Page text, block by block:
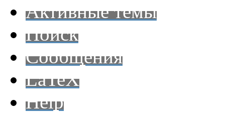
Активные темы
Поиск
Сообщения
LaTeX
Help